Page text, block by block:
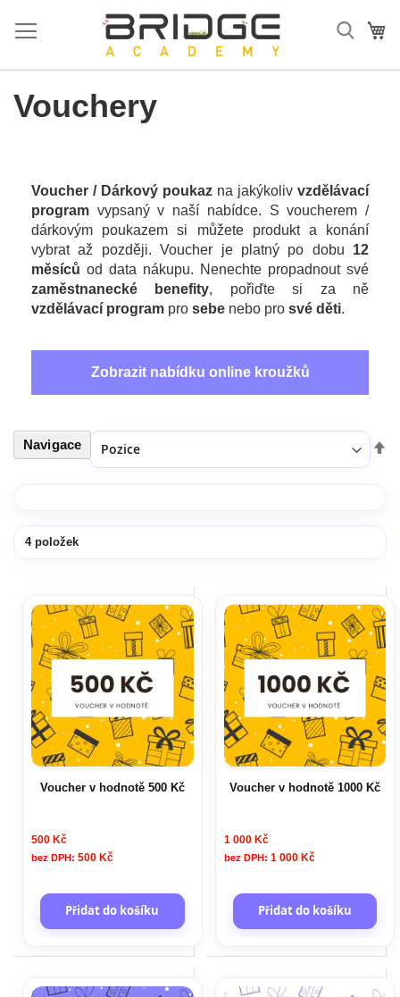
na
Vouchery
Voucher / Dárkový poukaz na jakýkoliv vzdělávací
program vypsaný v naší nabídce. S voucherem /
dárkovým poukazem si můžete produkt a konání
vybrat až později. Voucher je platný po dobu 12
měsíců od data nákupu. Nenechte propadnout své
zaměstnanecké benefity, pořiďte si za ně
vzdělávací program pro sebe nebo pro své děti.
Zobrazit nabídku online kroužků
4položek
Seřadit podle
Voucher v hodnotě 500 Kč
500 Kč
500 Kč
Přidat do košíku
Voucher v hodnotě 1000 Kč
1 000 Kč
1 000 Kč
Přidat do košíku
Navigace